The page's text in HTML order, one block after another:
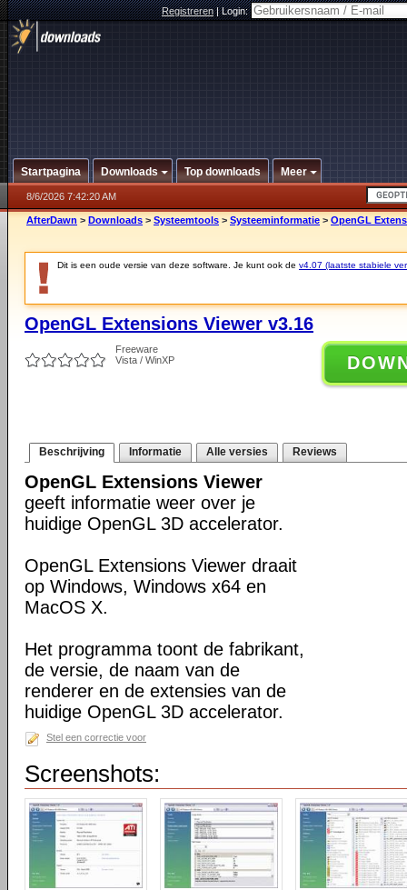
Registreren|Login:
Startpagina Downloads Top downloads Meer
8/6/2026 7:42:20 AM
AfterDawn > Downloads > Systeemtools > Systeeminformatie > OpenGL
Dit is een oude versie van deze software. Je kunt ook de v4.07 (laatste stabiele
OpenGL Extensions Viewer v3.16
Freeware
Vista / WinXP
Beschrijving Informatie Alle versies Reviews
OpenGL Extensions Viewer
geeft informatie weer over je
huidige OpenGL 3D accelerator.
OpenGL Extensions Viewer draait
op Windows, Windows x64 en
MacOS X.
Het programma toont de fabrikant,
de versie, de naam van de
renderer en de extensies van de
huidige OpenGL 3D accelerator.
Stel een correctie voor
Screenshots: